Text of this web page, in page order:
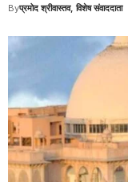
Byप्रमोद श्रीवास्तव, विशेष संवाददाता